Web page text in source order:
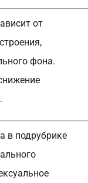
от
фона.
в подрубрике